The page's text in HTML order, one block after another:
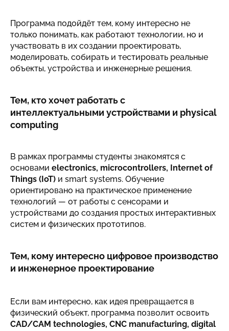
Программа подойдёт тем, кому интересно не
только понимать, как работают технологии, но и
участвовать в их создании проектировать,
моделировать, собирать и тестировать реальные
объекты, устройства и инженерные решения.
Тем, кто хочет работать с
интеллектуальными устройствами и physical
computing
В рамках программы студенты знакомятся с
основами electronics, microcontrollers, Internet of
Things (IoT) и smart systems. Обучение
ориентировано на практическое применение
технологий — от работы с сенсорами и
устройствами до создания простых интерактивных
систем и физических прототипов.
Тем, кому интересно цифровое производство
и инженерное проектирование
Если вам интересно, как идея превращается в
физический объект, программа позволит освоить
CAD/CAM technologies, CNC manufacturing, digital